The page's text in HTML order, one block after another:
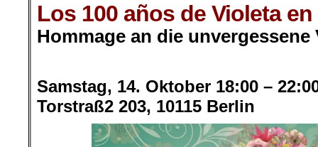
Los 100 años de Violeta
Hommage an die unvergessene
Samstag, 14. Oktober 18:00 –
Torstraß2 203, 10115 Berlin